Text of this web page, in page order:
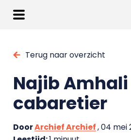
Terug naar overzicht
Najib
cabaretier
DoorArchief Archief, 04 mei